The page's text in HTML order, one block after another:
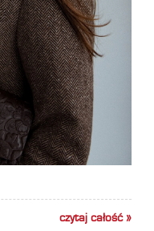
czytaj całość »